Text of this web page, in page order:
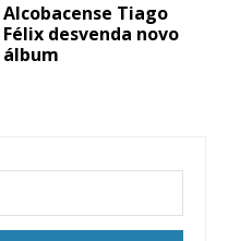
Alcobacense Tiago
Félix desvenda novo
álbum